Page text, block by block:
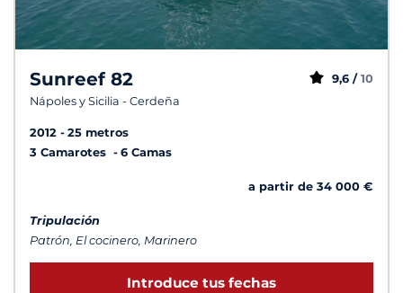
Sunreef 82
Nápoles y Sicilia - Cerdeña
9,6 / 10
2012
25 metros
3 Camarotes
6 Camas
a partir de 34 000 €
Tripulación
Patrón, El cocinero, Marinero
Introduce tus fechas